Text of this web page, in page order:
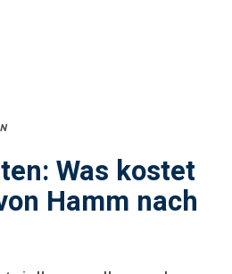
Was kostet
Hamm nach